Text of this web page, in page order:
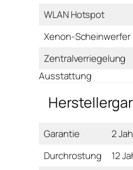
WLAN Hotspot
Xenon-Scheinwerfer
Zentralverriegelung
Ausstattung
Garantie
2
Durchrostung
12